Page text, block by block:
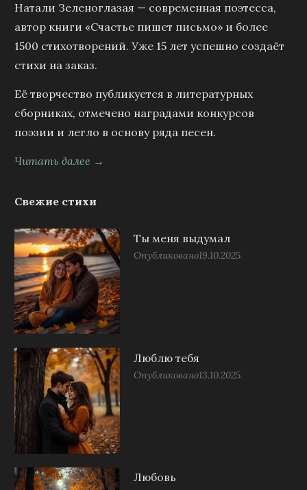
Натали Зеленоглазая — современная поэтесса,
автор книги «Счастье пишет письмо» и более
1500 стихотворений. Уже 15 лет успешно создаёт
стихи на заказ.
Её творчество публикуется в литературных
сборниках, отмечено наградами конкурсов
поэзии и легло в основу ряда песен.
Читать далее →
Свежие стихи
Ты меня выдумал
Опубликовано19.10.2025
Люблю тебя
Опубликовано13.10.2025
Любовь